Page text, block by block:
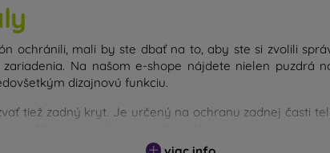
ochránili, mali by ste dbať na to, aby ste si zvolili
Na našom e-shope nájdete nielen puzdrá
dizajnovú funkciu.
tiež zadný kryt. Je určený na ochranu zadnej časti